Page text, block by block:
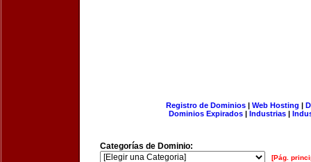
Registro de Dominios| Web Hosting |
Dominios Expirados | Industrias |
Categorías de Dominio:
[Pág.